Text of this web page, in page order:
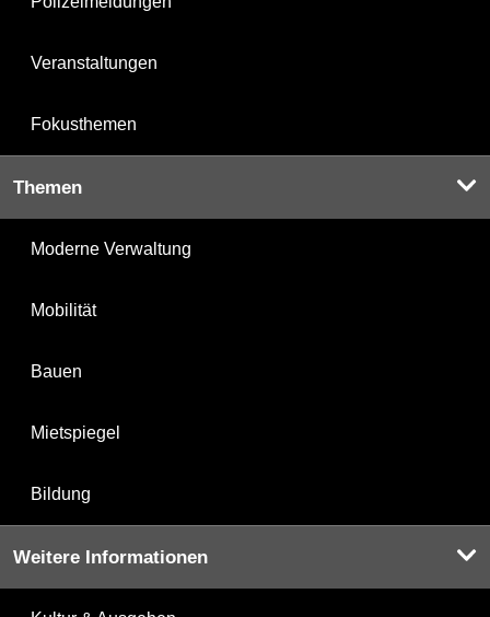
Veranstaltungen
Fokusthemen
Themen
Moderne Verwaltung
Mobilität
Bauen
Mietspiegel
Bildung
Weitere Informationen